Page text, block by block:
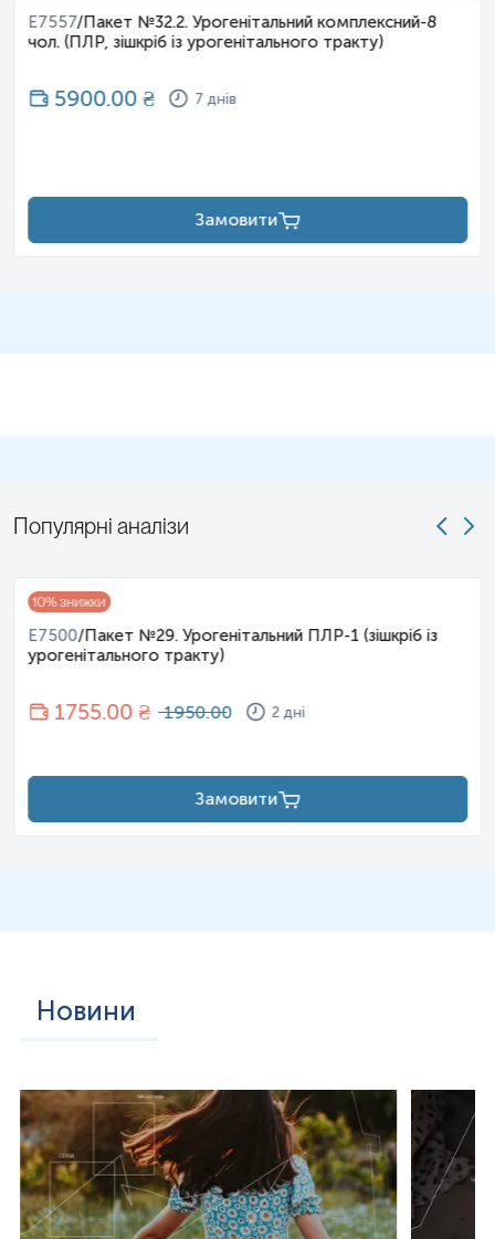
E7557/Пакет №32.2. Урогенітальний комплексний-8
чол. (ПЛР, зішкріб із урогенітального тракту)
5900.00₴ 7 днів
Замовити
Популярні аналізи
10% знижки
E7500/Пакет №29. Урогенітальний ПЛР-1 (зішкріб із
урогенітального тракту)
1755.00 ₴ 1950.00 2 дні
Замовити
Новини